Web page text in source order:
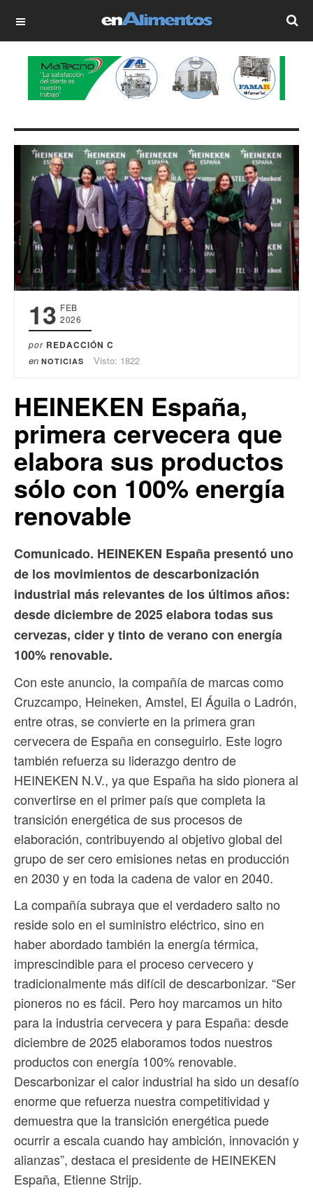
OFF CANVAS
13 FEB
2026
por REDACCIÓN C
en NOTICIAS Visto: 1822
HEINEKEN España,
primera cervecera que
elabora sus productos
sólo con 100% energía
renovable
Comunicado. HEINEKEN España presentó uno
de los movimientos de descarbonización
industrial más relevantes de los últimos años:
desde diciembre de 2025 elabora todas sus
cervezas, cider y tinto de verano con energía
100% renovable.
Con este anuncio, la compañía de marcas como
Cruzcampo, Heineken, Amstel, El Águila o Ladrón,
entre otras, se convierte en la primera gran
cervecera de España en conseguirlo. Este logro
también refuerza su liderazgo dentro de
HEINEKEN N.V., ya que España ha sido pionera al
convertirse en el primer país que completa la
transición energética de sus procesos de
elaboración, contribuyendo al objetivo global del
grupo de ser cero emisiones netas en producción
en 2030 y en toda la cadena de valor en 2040.
La compañía subraya que el verdadero salto no
reside solo en el suministro eléctrico, sino en
haber abordado también la energía térmica,
imprescindible para el proceso cervecero y
tradicionalmente más difícil de descarbonizar. “Ser
pioneros no es fácil. Pero hoy marcamos un hito
para la industria cervecera y para España: desde
diciembre de 2025 elaboramos todos nuestros
productos con energía 100% renovable.
Descarbonizar el calor industrial ha sido un desafío
enorme que refuerza nuestra competitividad y
demuestra que la transición energética puede
ocurrir a escala cuando hay ambición, innovación y
alianzas”, destaca el presidente de HEINEKEN
España, Etienne Strijp.